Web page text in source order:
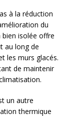
à la réduction
du
bien isolée offre
au long de
les murs glacés.
de maintenir
un autre
thermique